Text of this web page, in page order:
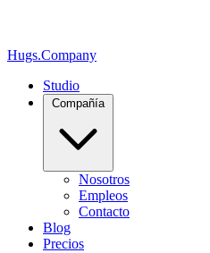
Hugs.Company
Studio
Compañía
Nosotros
Empleos
Contacto
Blog
Precios